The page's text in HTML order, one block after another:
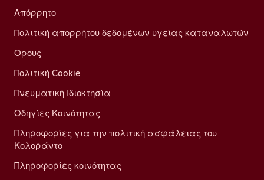
Απόρρητο
Πολιτική απορρήτου δεδομένων υγείας καταναλωτών
Όρους
Πολιτική Cookie
Πνευματική Ιδιοκτησία
Οδηγίες Κοινότητας
Πληροφορίες για την πολιτική ασφάλειας του
Κολοράντο
Πληροφορίες κοινότητας